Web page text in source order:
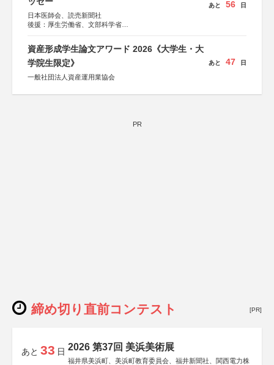
日本医師会、読売新聞社
後援：厚生労働省、文部科学省
しん生命保険株式会社
あと 56 日
資産形成学生論文アワード 2026《大学生・大
学院生限定》
一般社団法人資産運用業協会
あと 47 日
PR
締め切り直前コンテスト [PR]
あと 33 日 2026 第37回 美浜美術展
福井県美浜町、美浜町教育委員会、福井新聞社、関西電力株